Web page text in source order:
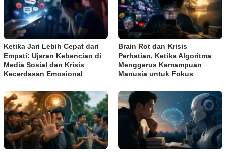
Ketika Jari Lebih Cepat dari
Empati: Ujaran Kebencian di
Media Sosial dan Krisis
Kecerdasan Emosional
Brain Rot dan Krisis
Perhatian, Ketika Algoritma
Menggerus Kemampuan
Manusia untuk Fokus